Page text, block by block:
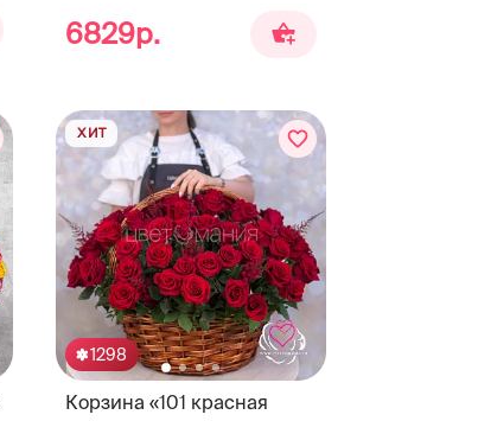
6829р.
1298
Корзина «101 красная
ХИТ